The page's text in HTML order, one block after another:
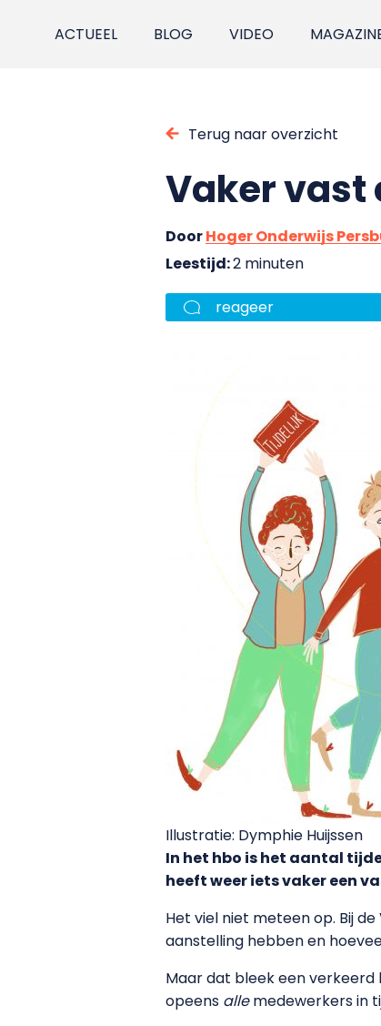
ACTUEEL BLOG VIDEO
Terug naar overzicht
Vaker vast
DoorHoger Onderwijs
Leestijd:2 minuten
reageer
Illustratie: Dymphie Huijssen
In het hbo is het aantal
heeft weer iets vaker een
Het viel niet meteen op. Bij
aanstelling hebben en
Maar dat bleek een verkeerd
opeens allemedewerkers in